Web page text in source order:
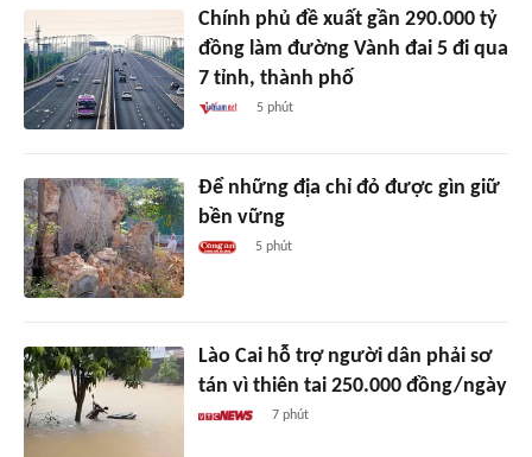
Chính phủ đề xuất gần 290.000 tỷ
đồng làm đường Vành đai 5 đi qua
7 tỉnh, thành phố
5 phút
Để những địa chỉ đỏ được gìn giữ
bền vững
5 phút
Lào Cai hỗ trợ người dân phải sơ
tán vì thiên tai 250.000 đồng/ngày
7 phút